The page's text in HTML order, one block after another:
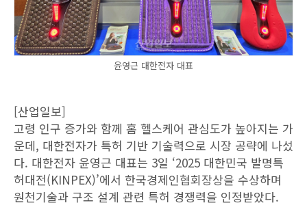
윤영근 대한전자 대표
[산업일보]
고령 인구 증가와 함께 홈 헬스케어 관심도가 높아지는 가
운데, 대한전자가 특허 기반 기술력으로 시장 공략에 나섰
다. 대한전자 윤영근 대표는 3일 ‘2025 대한민국 발명특
허대전(KINPEX)’에서 한국경제인협회장상을 수상하며
원천기술과 구조 설계 관련 특허 경쟁력을 인정받았다.